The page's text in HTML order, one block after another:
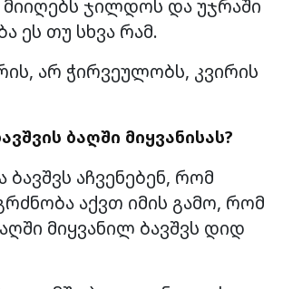
ჯილდოს და უჯრაში
ეს თუ სხვა რამ.
არ ჭირვეულობს, კვირის
ბაღში მიყვანისას?
აჩვენებენ, რომ
აქვთ იმის გამო, რომ
მიყვანილ ბავშვს დიდ